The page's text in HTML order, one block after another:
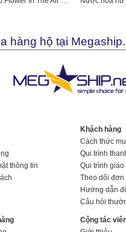
hàng hộ tại
thông tin
Khách hàng
Cách thức
Qui trình
Qui trình giao
Theo dõi đơn
Hướng dẫn
Câu hỏi
Cộng tác